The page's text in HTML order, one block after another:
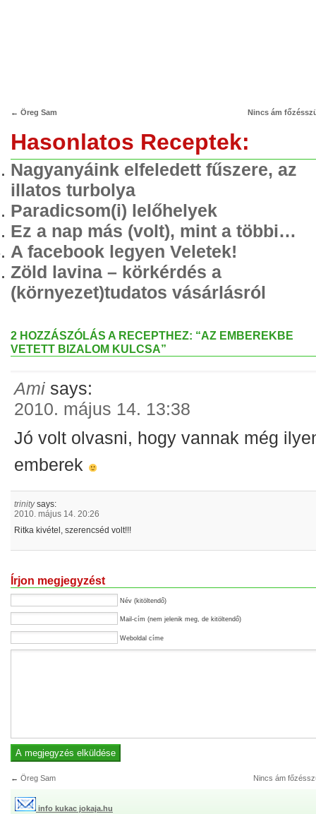
← Öreg Sam Nincs ám
Hasonlatos Receptek:
Nagyanyáink elfeledett fűszere, az
illatos turbolya
Paradicsom(i) lelőhelyek
Ez a nap más (volt), mint a többi…
A facebook legyen Veletek!
Zöld lavina – körkérdés a
(környezet)tudatos vásárlásról
2 HOZZÁSZÓLÁS A RECEPTHEZ: “AZ EMBEREKBE
VETETT BIZALOM KULCSA”
Ami says:
2010. május 14. 13:38
Jó volt olvasni, hogy vannak még
emberek
trinity says:
2010. május 14. 20:26
Ritka kivétel, szerencséd volt!!!
Írjon megjegyzést
Név (kitöltendő)
Mail-cím (nem jelenik meg, de kitöltendő)
Weboldal címe
← Öreg Sam Nincs ám
info kukac jokaja.hu